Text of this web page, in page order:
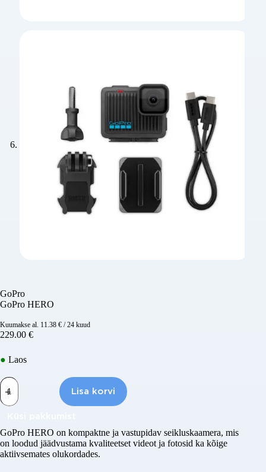
GoPro
GoPro HERO
Kuumakse al. 11.38 € / 24 kuud
229.00 €
● Laos
GoPro
HERO
kogus
Lisa korvi
Täisnimi
GoPro HERO on kompaktne ja vastupidav seikluskaamera, mis
on loodud jäädvustama kvaliteetset videot ja fotosid ka kõige
aktiivsemates olukordades.